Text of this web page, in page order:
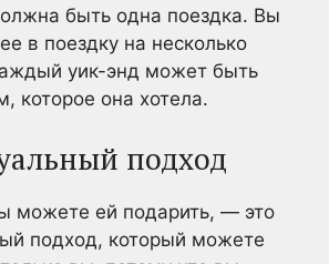
быть одна поездка. Вы
в поездку на несколько
уик-энд может быть
которое она хотела.
подход
можете ей подарить, — это
подход, который можете